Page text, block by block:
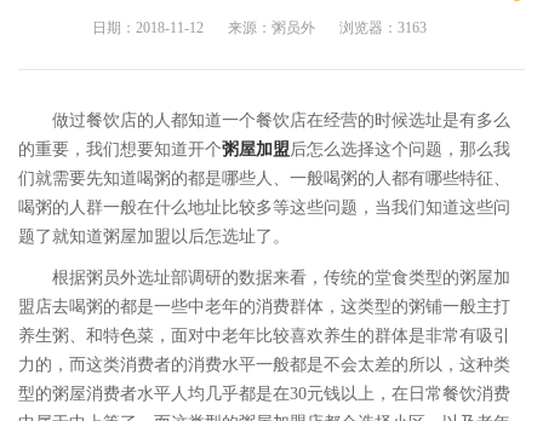
日期：2018-11-12 来源：粥员外 浏览器：3163
做过餐饮店的人都知道一个餐饮店在经营的时候选址是有多么
的重要，我们想要知道开个粥屋加盟后怎么选择这个问题，那么我
们就需要先知道喝粥的都是哪些人、一般喝粥的人都有哪些特征、
喝粥的人群一般在什么地址比较多等这些问题，当我们知道这些问
题了就知道粥屋加盟以后怎选址了。
根据粥员外选址部调研的数据来看，传统的堂食类型的粥屋加
盟店去喝粥的都是一些中老年的消费群体，这类型的粥铺一般主打
养生粥、和特色菜，面对中老年比较喜欢养生的群体是非常有吸引
力的，而这类消费者的消费水平一般都是不会太差的所以，这种类
型的粥屋消费者水平人均几乎都是在30元钱以上，在日常餐饮消费